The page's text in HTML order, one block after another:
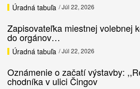
Úradná tabuľa / Júl 22, 2026
Zapisovateľka miestnej volebnej
do orgánov…
Úradná tabuľa / Júl 22, 2026
Oznámenie o začatí výstavby:
chodníka v ulici Čingov